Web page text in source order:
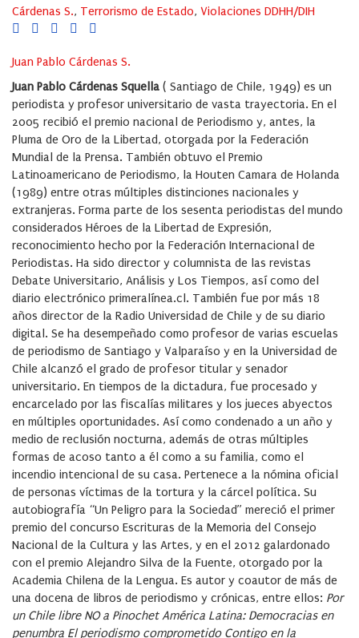
Cárdenas S., Terrorismo de Estado, Violaciones DDHH/DIH
Juan Pablo Cárdenas S.
Juan Pablo Cárdenas Squella ( Santiago de Chile, 1949) es un
periodista y profesor universitario de vasta trayectoria. En el
2005 recibió el premio nacional de Periodismo y, antes, la
Pluma de Oro de la Libertad, otorgada por la Federación
Mundial de la Prensa. También obtuvo el Premio
Latinoamericano de Periodismo, la Houten Camara de Holanda
(1989) entre otras múltiples distinciones nacionales y
extranjeras. Forma parte de los sesenta periodistas del mundo
considerados Héroes de la Libertad de Expresión,
reconocimiento hecho por la Federación Internacional de
Periodistas. Ha sido director y columnista de las revistas
Debate Universitario, Análisis y Los Tiempos, así como del
diario electrónico primeralínea.cl. También fue por más 18
años director de la Radio Universidad de Chile y de su diario
digital. Se ha desempeñado como profesor de varias escuelas
de periodismo de Santiago y Valparaíso y en la Universidad de
Chile alcanzó el grado de profesor titular y senador
universitario. En tiempos de la dictadura, fue procesado y
encarcelado por las fiscalías militares y los jueces abyectos
en múltiples oportunidades. Así como condenado a un año y
medio de reclusión nocturna, además de otras múltiples
formas de acoso tanto a él como a su familia, como el
incendio intencional de su casa. Pertenece a la nómina oficial
de personas víctimas de la tortura y la cárcel política. Su
autobiografía “Un Peligro para la Sociedad” mereció el primer
premio del concurso Escrituras de la Memoria del Consejo
Nacional de la Cultura y las Artes, y en el 2012 galardonado
con el premio Alejandro Silva de la Fuente, otorgado por la
Academia Chilena de la Lengua. Es autor y coautor de más de
una docena de libros de periodismo y crónicas, entre ellos: Por
un Chile libre NO a Pinochet América Latina: Democracias en
penumbra El periodismo comprometido Contigo en la